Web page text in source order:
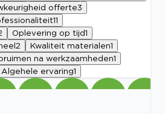
offerte3
11
Oplevering op tijd1
2 Kwaliteit materialen1
na werkzaamheden1
Algehele ervaring1